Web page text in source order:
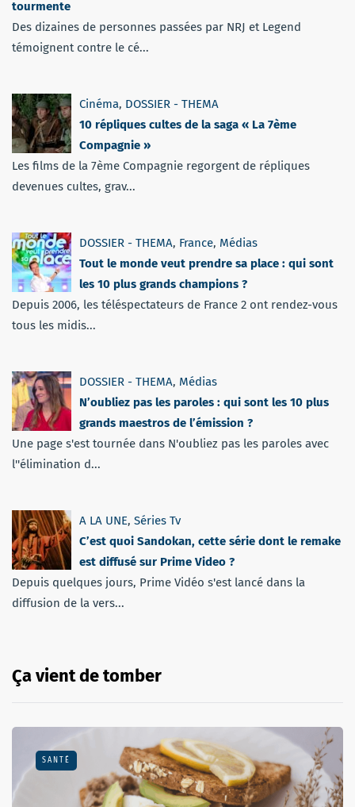
tourmente
Des dizaines de personnes passées par NRJ et Legend
témoignent contre le cé...
Cinéma, DOSSIER - THEMA
10 répliques cultes de la saga « La 7ème
Compagnie »
Les films de la 7ème Compagnie regorgent de répliques
devenues cultes, grav...
DOSSIER - THEMA, France, Médias
Tout le monde veut prendre sa place : qui sont
les 10 plus grands champions ?
Depuis 2006, les téléspectateurs de France 2 ont rendez-vous
tous les midis...
DOSSIER - THEMA, Médias
N’oubliez pas les paroles : qui sont les 10 plus
grands maestros de l’émission ?
Une page s'est tournée dans N'oubliez pas les paroles avec
l''élimination d...
A LA UNE, Séries Tv
C’est quoi Sandokan, cette série dont le remake
est diffusé sur Prime Video ?
Depuis quelques jours, Prime Vidéo s'est lancé dans la
diffusion de la vers...
Ça vient de tomber
SANTÉ